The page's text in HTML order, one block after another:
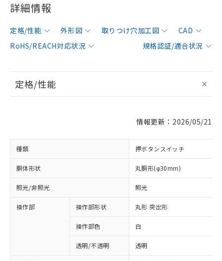
詳細情報
定格/性能 外形図 取りつけ穴加工図
CAD
RoHS/REACH対応状況
規格認証/適合状況
定格/性能
情報更新：2026/05/21
種類 押ボタンスイッチ
胴体形状 丸胴形(φ30mm)
照光/非照光 照光
操作部 操作部形状 丸形 突出形
操作部色 白
透明/不透明 透明